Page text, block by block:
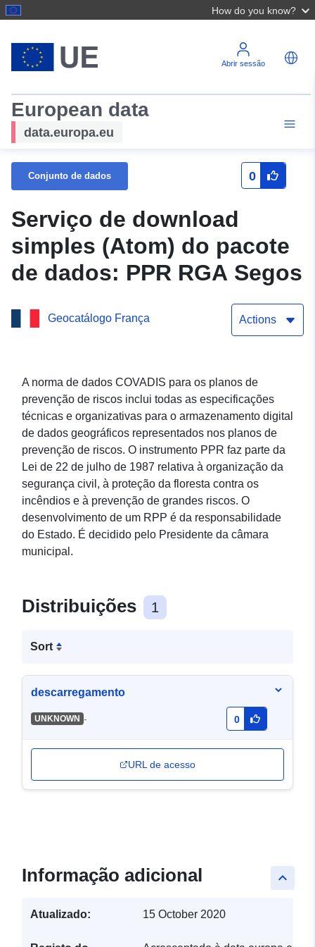
How do you know?
Abrir sessão
European data
data.europa.eu
Conjunto de dados 0
Serviço de download
simples (Atom) do pacote
de dados: PPR RGA Segos
Geocatálogo França Actions
A norma de dados COVADIS para os planos de
prevenção de riscos inclui todas as especificações
técnicas e organizativas para o armazenamento digital
de dados geográficos representados nos planos de
prevenção de riscos. O instrumento PPR faz parte da
Lei de 22 de julho de 1987 relativa à organização da
segurança civil, à proteção da floresta contra os
incêndios e à prevenção de grandes riscos. O
desenvolvimento de um RPP é da responsabilidade
do Estado. É decidido pelo Presidente da câmara
municipal.
Distribuições 1
Sort
descarregamento
UNKNOWN - 0
URL de acesso
keyboard_arrow_up
Informação adicional
Atualizado: 15 October 2020